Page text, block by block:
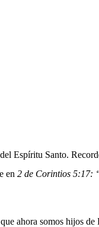
Espíritu Santo.
en 2 de Corintios 5:17:
ahora somos hijos